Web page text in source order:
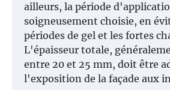
ailleurs, la période
soigneusement choisie, en
périodes de gel et les fortes
L'épaisseur totale,
entre 20 et 25 mm, doit être
l'exposition de la façade aux